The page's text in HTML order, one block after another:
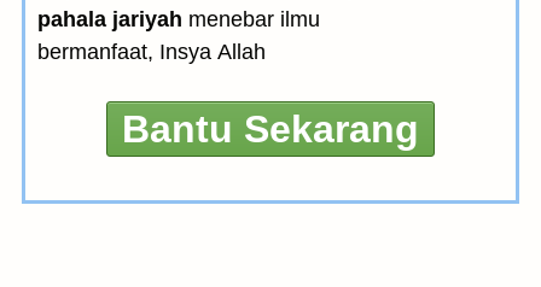
pahala jariyah menebar ilmu
bermanfaat, Insya Allah
Bantu Sekarang